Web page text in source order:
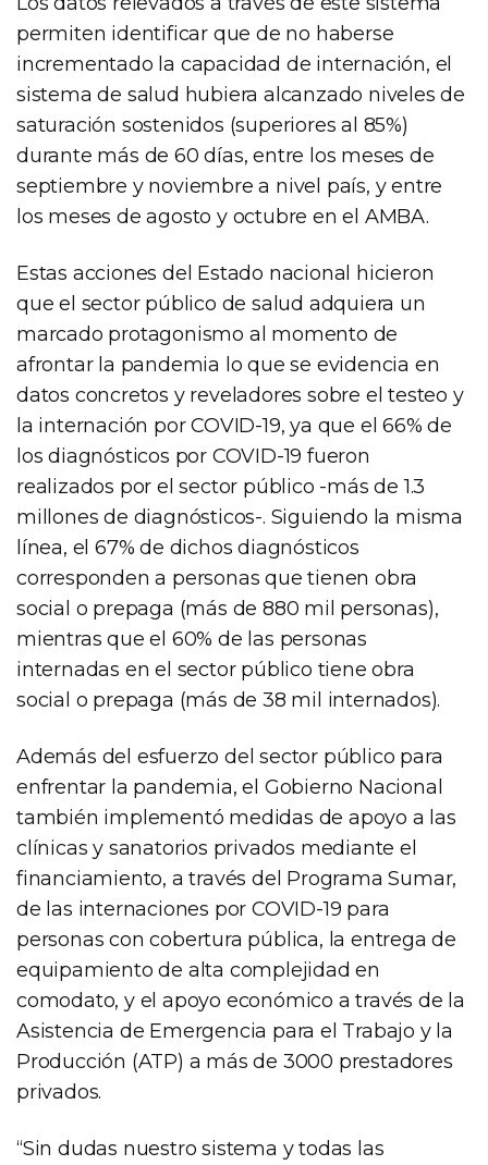
permiten identificar que de no haberse
incrementado la capacidad de internación, el
sistema de salud hubiera alcanzado niveles de
saturación sostenidos (superiores al 85%)
durante más de 60 días, entre los meses de
septiembre y noviembre a nivel país, y entre
los meses de agosto y octubre en el AMBA.
Estas acciones del Estado nacional hicieron
que el sector público de salud adquiera un
marcado protagonismo al momento de
afrontar la pandemia lo que se evidencia en
datos concretos y reveladores sobre el testeo y
la internación por COVID-19, ya que el 66% de
los diagnósticos por COVID-19 fueron
realizados por el sector público -más de 1.3
millones de diagnósticos-. Siguiendo la misma
línea, el 67% de dichos diagnósticos
corresponden a personas que tienen obra
social o prepaga (más de 880 mil personas),
mientras que el 60% de las personas
internadas en el sector público tiene obra
social o prepaga (más de 38 mil internados).
Además del esfuerzo del sector público para
enfrentar la pandemia, el Gobierno Nacional
también implementó medidas de apoyo a las
clínicas y sanatorios privados mediante el
financiamiento, a través del Programa Sumar,
de las internaciones por COVID-19 para
personas con cobertura pública, la entrega de
equipamiento de alta complejidad en
comodato, y el apoyo económico a través de la
Asistencia de Emergencia para el Trabajo y la
Producción (ATP) a más de 3000 prestadores
privados.
“Sin dudas nuestro sistema y todas las